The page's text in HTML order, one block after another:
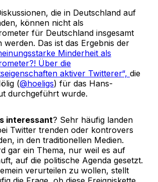
die in Deutschland auf
können nicht als
für Deutschland insgesamt
werden. Das ist das Ergebnis der
Minderheit als
Über die
aktiver Twitterer“, die
(@hoeligs) für das Hans-
durchgeführt wurde.
interessant? Sehr häufig landen
Twitter trenden oder kontrovers
in den traditionellen Medien.
gar ein Thema, nur weil es auf
auf die politische Agenda gesetzt.
verurteilen zu wollen, stellt